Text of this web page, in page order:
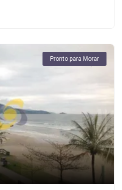
Pronto para Morar